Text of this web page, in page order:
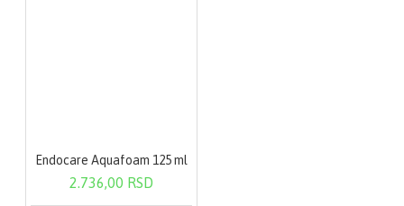
Endocare Aquafoam 125 ml
2.736,00 RSD